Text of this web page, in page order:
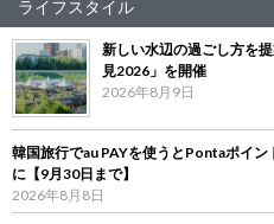
ライフスタイル
新しい水辺の過ごし方を
見2026」を開催
2026年8月9日
韓国旅行でau PAYを使うとPontaポイ
に【9月30日まで】
2026年8月8日